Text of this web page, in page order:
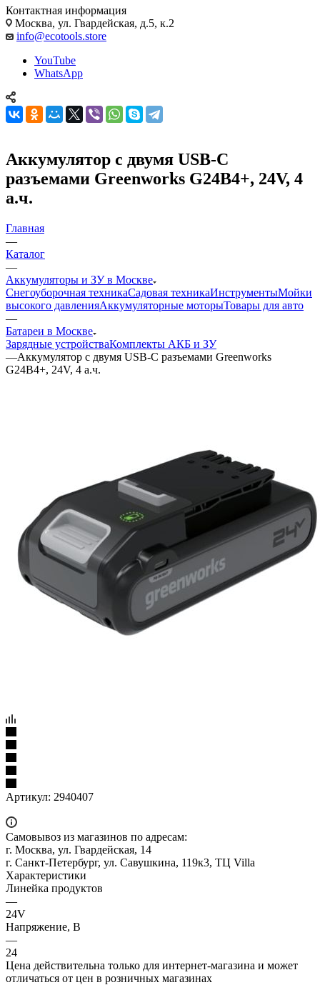
Контактная информация
Москва, ул. Гвардейская, д.5, к.2
info@ecotools.store
YouTube
WhatsApp
Аккумулятор с двумя USB-C
разъемами Greenworks G24B4+, 24V, 4
а.ч.
Главная
—
Каталог
—
Аккумуляторы и ЗУ в Москве
Снегоуборочная техникаСадовая техникаИнструментыМойки
высокого давленияАккумуляторные моторыТовары для авто
—
Батареи в Москве
Зарядные устройстваКомплекты АКБ и ЗУ
—Аккумулятор с двумя USB-C разъемами Greenworks
G24B4+, 24V, 4 а.ч.
Артикул: 2940407
Самовывоз из магазинов по адресам:
г. Москва, ул. Гвардейская, 14
г. Санкт-Петербург, ул. Савушкина, 119к3, ТЦ Villa
Характеристики
Линейка продуктов
—
24V
Напряжение, В
—
24
Цена действительна только для интернет-магазина и может
отличаться от цен в розничных магазинах